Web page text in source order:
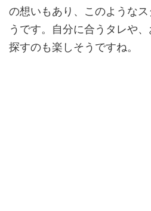
の想いもあり、このような
うです。自分に合うタレや
探すのも楽しそうですね。